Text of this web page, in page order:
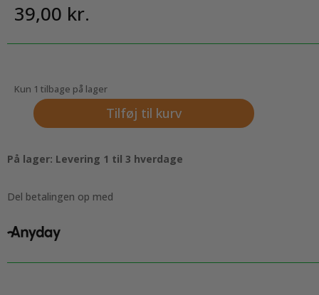
39,00 kr.
Kun 1 tilbage på lager
Handsker
kvinder
og
antal
Tilføj til kurv
På lager: Levering 1 til 3 hverdage
Del betalingen op med